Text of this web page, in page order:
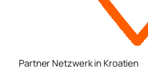
Partner Netzwerk in Kroatien